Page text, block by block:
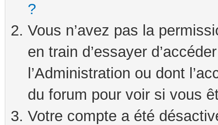
?
Vous n’avez pas la
en train d’essayer
l’Administration ou dont
du forum pour voir si vous
Votre compte a été